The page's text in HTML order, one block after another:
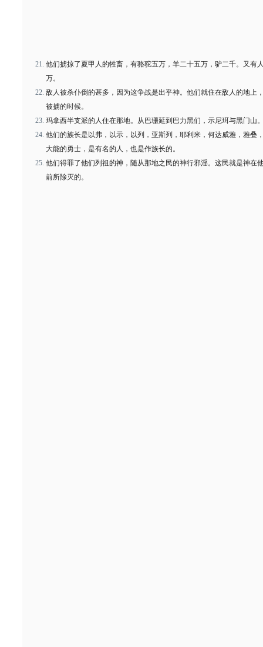
他们掳掠了夏甲人的牲畜，有骆驼五万，羊二十五万，驴二千。又有
万。
敌人被杀仆倒的甚多，因为这争战是出乎神。他们就住在敌人的地上
被掳的时候。
玛拿西半支派的人住在那地。从巴珊延到巴力黑们，示尼珥与黑门山
他们的族长是以弗，以示，以列，亚斯列，耶利米，何达威雅，雅叠
大能的勇士，是有名的人，也是作族长的。
他们得罪了他们列祖的神，随从那地之民的神行邪淫。这民就是神在
前所除灭的。